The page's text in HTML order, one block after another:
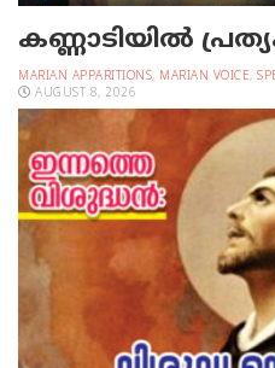
കണ്ണാടിയില്‍
MARIAN APPARITIONS, MARIAN VOICE,
AUGUST 8, 2026